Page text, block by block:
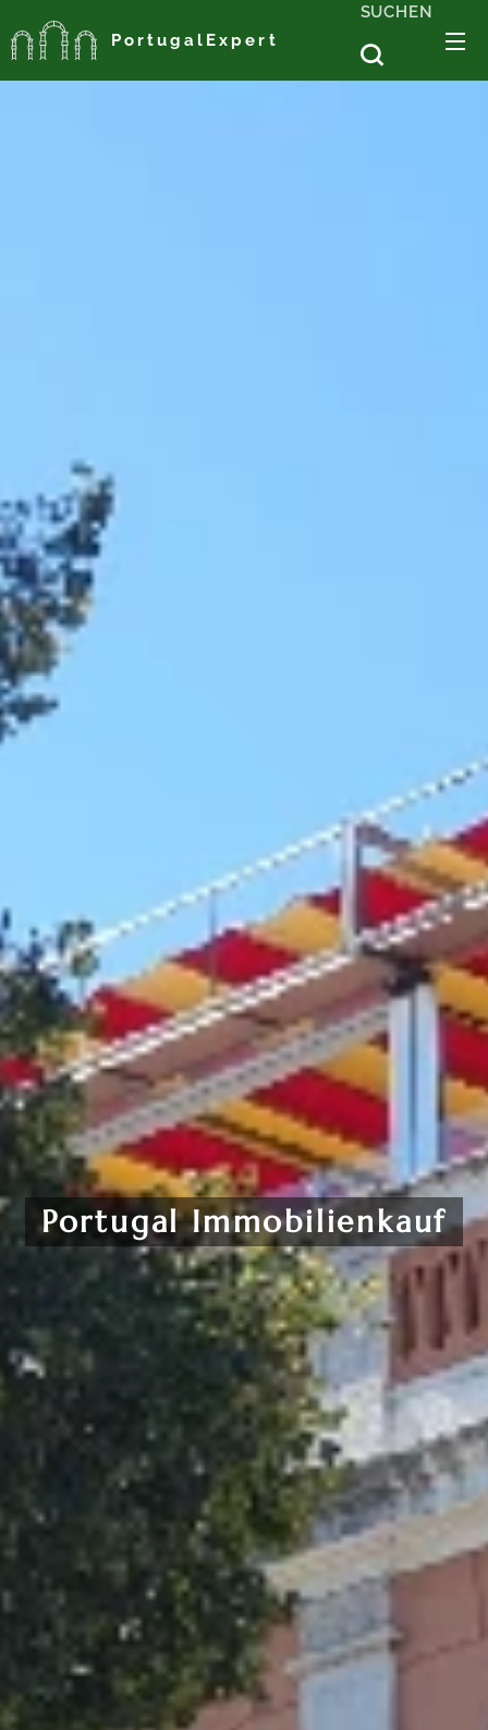
PortugalExpert
SUCHEN
Portugal Immobilienkauf